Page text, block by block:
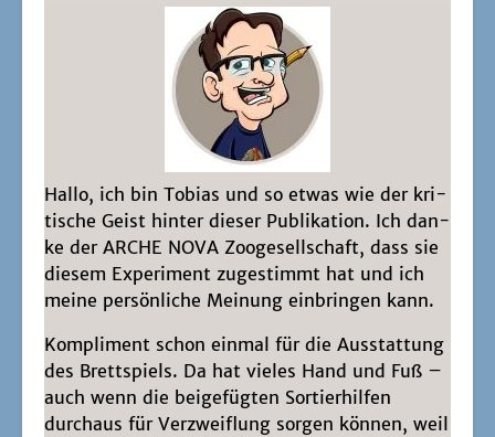
Hal­lo, ich bin Tobi­as und so etwas wie der kri­
ti­sche Geist hin­ter die­ser Publi­ka­ti­on. Ich dan­
ke der ARCHE NOVA Zoo­ge­sell­schaft, dass sie
die­sem Expe­ri­ment zuge­stimmt hat und ich
mei­ne per­sön­li­che Mei­nung ein­brin­gen kann.
Kom­pli­ment schon ein­mal für die Aus­stat­tung
des Brett­spiels. Da hat vie­les Hand und Fuß –
auch wenn die bei­gefüg­ten Sor­tier­hil­fen
durch­aus für Ver­zweif­lung sor­gen kön­nen, weil